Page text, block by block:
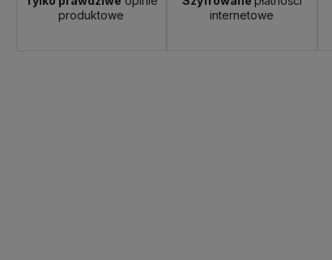
produktowe
internetowe